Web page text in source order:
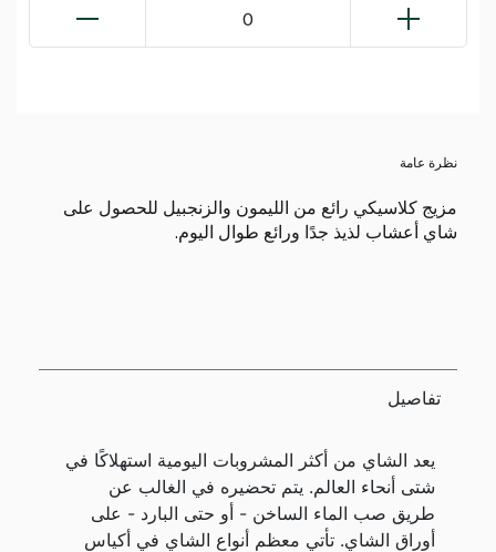
0
نظرة عامة
مزيج كلاسيكي رائع من الليمون والزنجبيل للحصول على
شاي أعشاب لذيذ جدًا ورائع طوال اليوم.
تفاصيل
يعد الشاي من أكثر المشروبات اليومية استهلاكًا في
شتى أنحاء العالم. يتم تحضيره في الغالب عن
طريق صب الماء الساخن - أو حتى البارد - على
أوراق الشاي. تأتي معظم أنواع الشاي في أكياس